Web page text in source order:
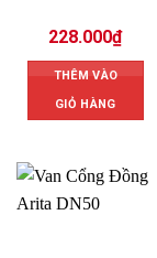
228.000₫
THÊM VÀO
GIỎ HÀNG